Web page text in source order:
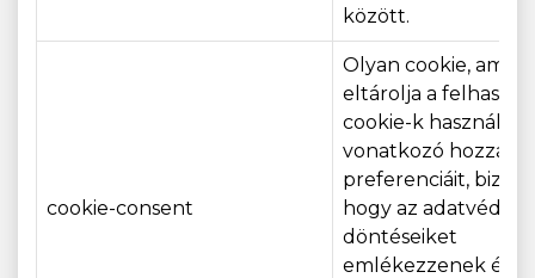
között.
cookie-consent
Olyan cookie, amely
eltárolja a
cookie-k
vonatkozó
preferenciáit,
hogy az
döntéseiket
emlékezzenek és